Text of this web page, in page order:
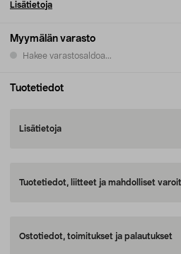
Myymälän varasto
Hakee varastosaldoa...
Lisätietoja
Tuotetiedot
Lisätietoja
Tuotetiedot, liitteet ja mahdolliset
Ostotiedot, toimitukset ja palautukset